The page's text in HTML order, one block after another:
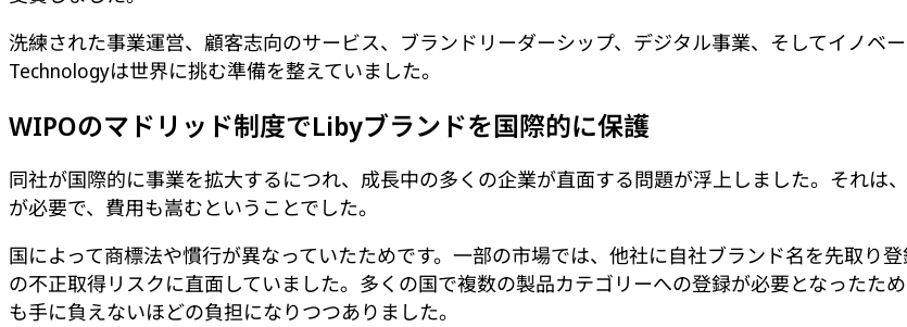
洗練された事業運営、顧客志向のサービス、ブランドリーダーシップ、デジタル事業、そしてイノベ
Technologyは世界に挑む準備を整えていました。
WIPOのマドリッド制度でLibyブランドを国際的に保護
同社が国際的に事業を拡大するにつれ、成長中の多くの企業が直面する問題が浮上しました。それは
が必要で、費用も嵩むということでした。
国によって商標法や慣行が異なっていたためです。一部の市場では、他社に自社ブランド名を先取り
の不正取得リスクに直面していました。多くの国で複数の製品カテゴリーへの登録が必要となったた
も手に負えないほどの負担になりつつありました。